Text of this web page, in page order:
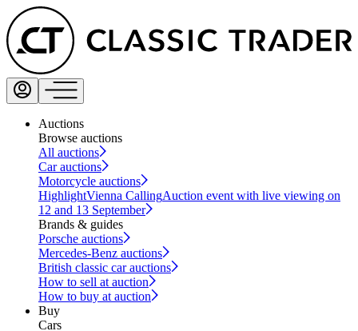
Auctions
Browse auctions
All auctions
Car auctions
Motorcycle auctions
HighlightVienna CallingAuction event with live viewing on
12 and 13 September
Brands & guides
Porsche auctions
Mercedes-Benz auctions
British classic car auctions
How to sell at auction
How to buy at auction
Buy
Cars